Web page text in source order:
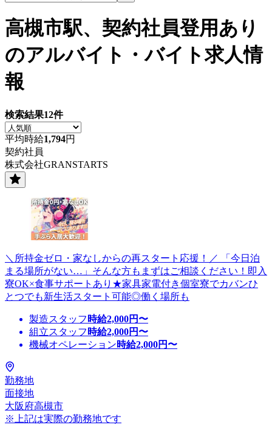
高槻市駅、契約社員登用あり
のアルバイト・バイト求人情
報
検索結果12件
平均時給1,794円
契約社員
株式会社GRANSTARTS
＼所持金ゼロ・家なしからの再スタート応援！／ 「今日泊
まる場所がない…」そんな方もまずはご相談ください！即入
寮OK×食事サポートあり★家具家電付き個室寮でカバンひ
とつでも新生活スタート可能◎働く場所も
製造スタッフ 時給2,000円〜
組立スタッフ 時給2,000円〜
機械オペレーション時給2,000円〜
勤務地
面接地
大阪府高槻市
※上記は実際の勤務地です